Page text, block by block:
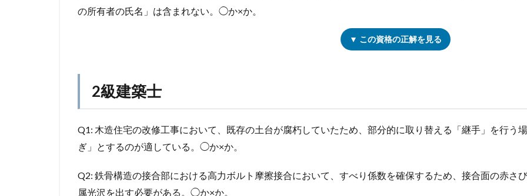
の所有者の氏名」は含まれない。◯か×か。
▼ この資格の正解を見る
2級建築士
Q1: 木造住宅の改修工事において、既存の土台が腐朽していたため、部分的に取り替える「継手」を行う
ぎ」とするのが適している。◯か×か。
Q2: 鉄骨構造の接合部における高力ボルト摩擦接合において、すべり係数を確保するため、接合面の赤さ
属光沢を出す必要がある。◯か×か。